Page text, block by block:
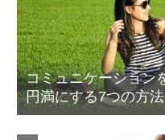
コミュニケーション
円満にする7つの方法